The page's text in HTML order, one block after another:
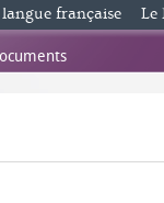
française Le